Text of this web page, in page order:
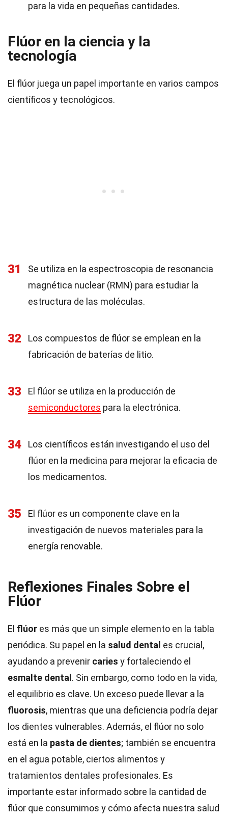
para la vida en pequeñas cantidades.
Flúor en la ciencia y la
tecnología
El flúor juega un papel importante en varios campos
científicos y tecnológicos.
31
Se utiliza en la espectroscopia de resonancia
magnética nuclear (RMN) para estudiar la
estructura de las moléculas.
32
Los compuestos de flúor se emplean en la
fabricación de baterías de litio.
33
El flúor se utiliza en la producción de
semiconductores para la electrónica.
34
Los científicos están investigando el uso del
flúor en la medicina para mejorar la eficacia de
los medicamentos.
35
El flúor es un componente clave en la
investigación de nuevos materiales para la
energía renovable.
Reflexiones Finales Sobre el
Flúor
El flúor es más que un simple elemento en la tabla
periódica. Su papel en la salud dental es crucial,
ayudando a prevenir caries y fortaleciendo el
esmalte dental . Sin embargo, como todo en la vida,
el equilibrio es clave. Un exceso puede llevar a la
fluorosis, mientras que una deficiencia podría dejar
los dientes vulnerables. Además, el flúor no solo
está en la pasta de dientes; también se encuentra
en el agua potable, ciertos alimentos y
tratamientos dentales profesionales. Es
importante estar informado sobre la cantidad de
flúor que consumimos y cómo afecta nuestra salud